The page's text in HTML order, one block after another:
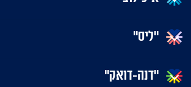
"ליס"
"דנה-דואק"